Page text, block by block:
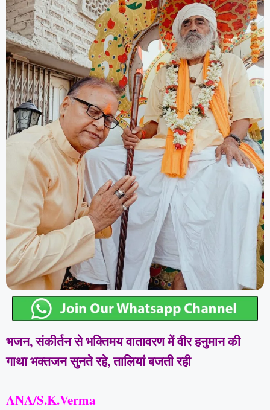
भजन, संकीर्तन से भक्तिमय वातावरण में वीर हनुमान की
गाथा भक्तजन सुनते रहे, तालियां बजती रही
ANA/S.K.Verma